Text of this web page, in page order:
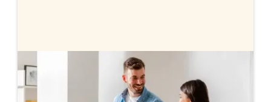
Bolån när du köper bostad
Vi hjälper dig med bolånet när du köper bostad.